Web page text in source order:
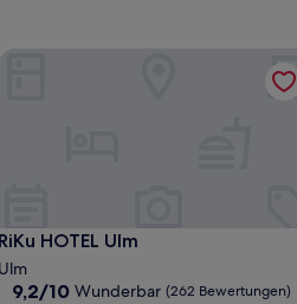
RiKu HOTEL Ulm
RiKu HOTEL Ulm
Ulm
9.2
9,2/10 Wunderbar (262 Bewertungen)